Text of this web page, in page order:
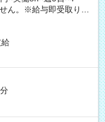
ん。※給与即受取りサ